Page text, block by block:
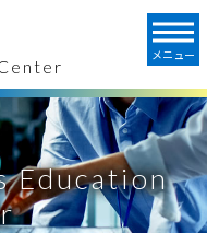
メニュー
Education